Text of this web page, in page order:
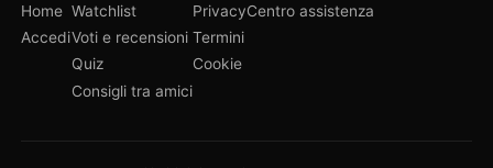
Home
Accedi
Watchlist
Voti e recensioni
Quiz
Consigli tra amici
Privacy
Termini
Cookie
Centro assistenza